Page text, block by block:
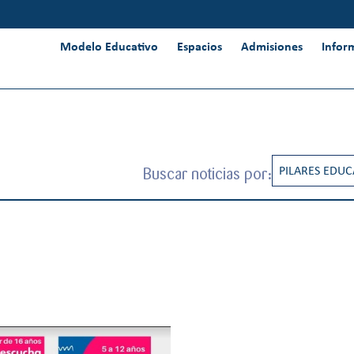
Modelo Educativo Espacios Admisiones
Buscar noticias por: PILARES